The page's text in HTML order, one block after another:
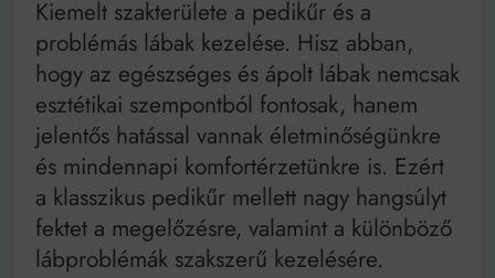
Kiemelt szakterülete a pedikűr és a
problémás lábak kezelése. Hisz abban,
hogy az egészséges és ápolt lábak nemcsak
esztétikai szempontból fontosak, hanem
jelentős hatással vannak életminőségünkre
és mindennapi komfortérzetünkre is. Ezért
a klasszikus pedikűr mellett nagy hangsúlyt
fektet a megelőzésre, valamint a különböző
lábproblémák szakszerű kezelésére.